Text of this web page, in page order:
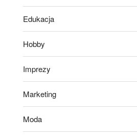
Edukacja
Hobby
Imprezy
Marketing
Moda